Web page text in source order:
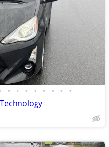
• • • • • • • •